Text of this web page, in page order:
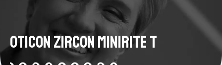
Oticon Zircon miniRITE T